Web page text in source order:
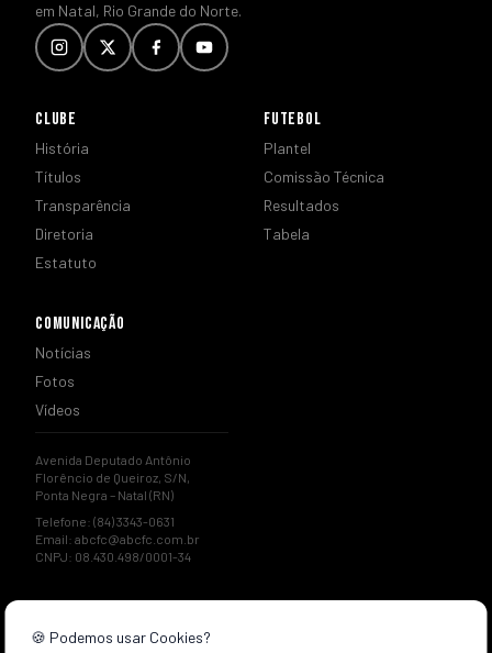
em Natal, Rio Grande do Norte.
CLUBE
História
Títulos
Transparência
Diretoria
Estatuto
FUTEBOL
Plantel
Comissão Técnica
Resultados
Tabela
COMUNICAÇÃO
Notícias
Fotos
Vídeos
Avenida Deputado Antônio
Florêncio de Queiroz, S/N,
Ponta Negra – Natal (RN)
Telefone: (84) 3343-0631
Email: abcfc@abcfc.com.br
CNPJ: 08.430.498/0001-34
🍪 Podemos usar Cookies?